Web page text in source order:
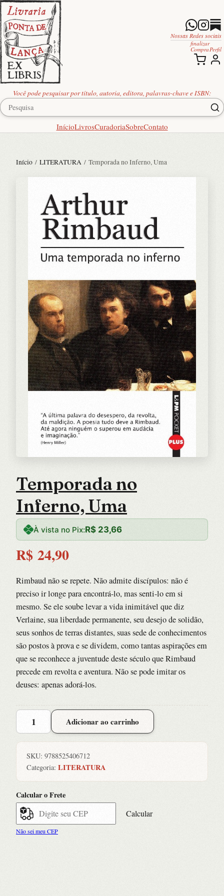
Você pode pesquisar por título, autoria, editora, palavras-chave e ISBN:
InícioLivrosCuradoriaSobreContato
Nossas Redes sociais
finalizar
Compra Perfil
Início / LITERATURA / Temporada no Inferno, Uma
Temporada no
Inferno, Uma
À vista no Pix:R$ 23,66
R$ 24,90
Rimbaud não se repete. Não admite discípulos: não é
preciso ir longe para encontrá-lo, mas senti-lo em si
mesmo. Se ele soube levar a vida inimitável que diz
Verlaine, sua liberdade permanente, seu desejo de solidão,
seus sonhos de terras distantes, suas sede de conhecimentos
são postos à prova e se dividem, como tantas aspirações em
que se reconhece a juventude deste século que Rimbaud
precede em revolta e aventura. Não se pode imitar os
deuses: apenas adorá-los.
Temporada
quantidade
Adicionar ao carrinho
SKU: 9788525406712
Categoria: LITERATURA
Calcular o Frete
Calcular
Não sei meu CEP